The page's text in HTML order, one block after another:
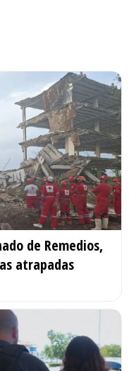
de Remedios,
atrapadas